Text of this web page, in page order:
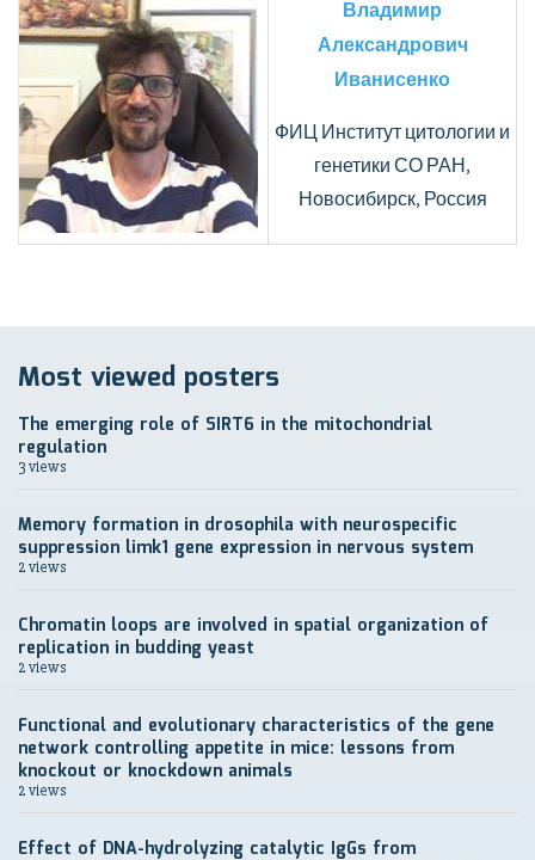
Владимир
Александрович
Иванисенко
ФИЦ Институт цитологии и
генетики СО РАН,
Новосибирск, Россия
Most viewed posters
The emerging role of SIRT6 in the mitochondrial
regulation
3 views
Memory formation in drosophila with neurospecific
suppression limk1 gene expression in nervous system
2 views
Chromatin loops are involved in spatial organization of
replication in budding yeast
2 views
Functional and evolutionary characteristics of the gene
network controlling appetite in mice: lessons from
knockout or knockdown animals
2 views
Effect of DNA-hydrolyzing catalytic IgGs from